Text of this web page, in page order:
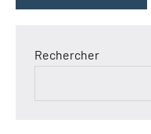
Rechercher